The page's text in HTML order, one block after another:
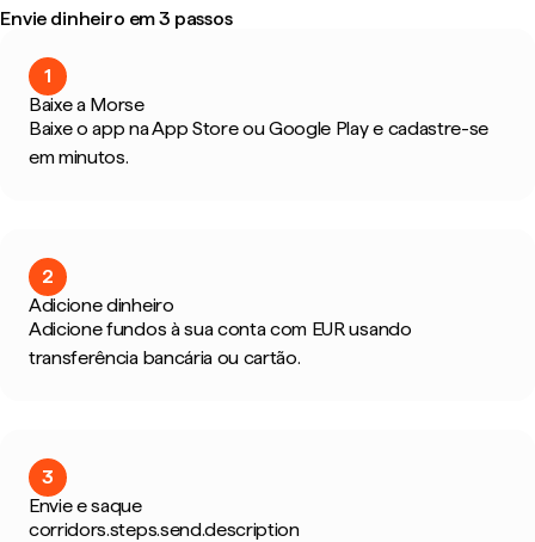
Envie dinheiro em 3 passos
1
Baixe a Morse
Baixe o app na App Store ou Google Play e cadastre-se
em minutos.
2
Adicione dinheiro
Adicione fundos à sua conta com EUR usando
transferência bancária ou cartão.
3
Envie e saque
corridors.steps.send.description